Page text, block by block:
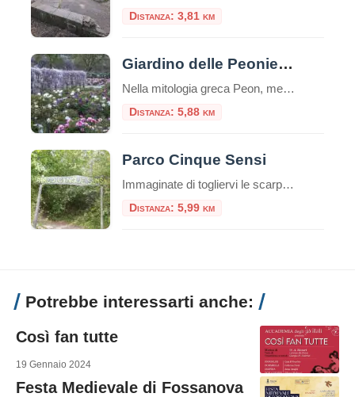
Distanza: 3,81 km
Giardino delle Peonie – Centro Botanico Moutan
Nella mitologia greca Peon, medico degli dei e allievo di Esculapio, curò Plutone da una ferita usando proprio radici di peonia. Il dio, per ringraziarlo, donò a Peon l’immortalità trasformandolo in un fiore: la peonia. Il Centro Botanico Moutan Il giardino del Centro Botanico Moutan è rinomato per la sua collezione di peonie di origine […]
Distanza: 5,88 km
Parco Cinque Sensi
Immaginate di togliervi le scarpe, abbandonare per qualche ora lo smartphone e immergervi completamente nella natura, riscoprendo il mondo attraverso il tatto, l’udito, l’olfatto, la vista e persino il gusto. Non è la descrizione di un sogno, ma l’esperienza reale che vi attende al Parco Cinque Sensi di Vitorchiano, un’oasi unica nel cuore della Tuscia […]
Distanza: 5,99 km
Potrebbe interessarti anche:
Così fan tutte
19 Gennaio 2024
Festa Medievale di Fossanova